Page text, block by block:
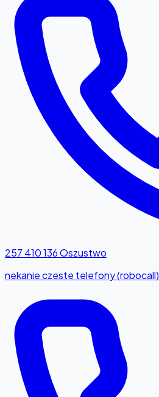
257 410 136Oszustwo
nekanie czeste telefony (robocall)